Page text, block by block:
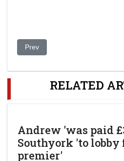
Previous article: Palestinian
Prev
RELATED
Andrew 'was paid
Southyork 'to lobby
premier'